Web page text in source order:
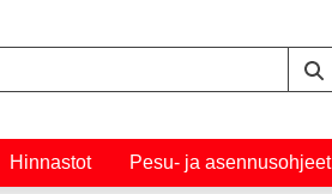
Hinnastot Pesu- ja asennusohjeet